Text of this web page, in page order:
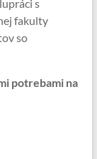
s
fakulty
so
potrebami na